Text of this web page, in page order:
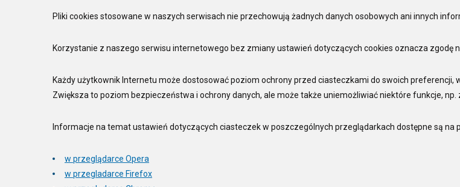
Pliki cookies stosowane w naszych serwisach nie przechowują żadnych danych osobowych ani innych
Korzystanie z naszego serwisu internetowego bez zmiany ustawień dotyczących cookies oznacza
Każdy użytkownik Internetu może dostosować poziom ochrony przed ciasteczkami do swoich preferencji,
Zwiększa to poziom bezpieczeństwa i ochrony danych, ale może także uniemożliwiać niektóre funkcje, np.
Informacje na temat ustawień dotyczących ciasteczek w poszczególnych przeglądarkach dostępne są na
w przeglądarce Opera
w przegladarce Firefox